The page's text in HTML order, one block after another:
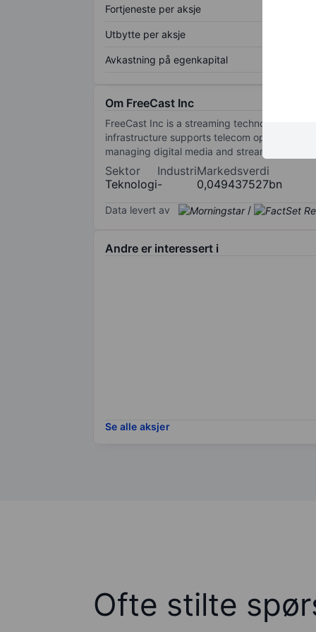
Fortjeneste per aksje
Utbytte per aksje
Avkastning på egenkapital
Om FreeCast Inc
FreeCast Inc is a streaming technology
infrastructure supports telecom operators,
managing digital media and streaming
Sektor
Teknologi
Industri
-
Markedsverdi
0,049437527bn
Data levert av /
Andre er interessert i
Se alle aksjer
Ofte stilte